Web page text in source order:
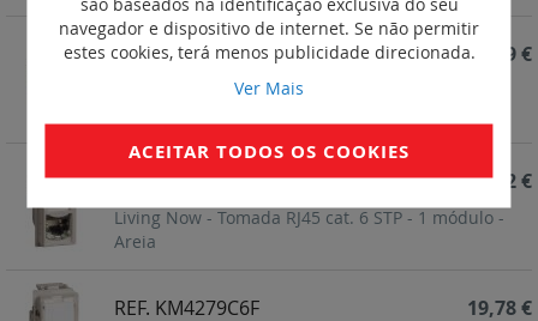
REF. KW4279C6
Living Now - Tomada RJ45 cat. 6 UTP - 1 módulo -
9,79 €
REF. KM4279C6S
Living Now - Tomada RJ45 cat. 6 STP - 1 módulo -
Areia
13,62 €
REF. KM4279C6F 19,78 €
navegador e dispositivo de internet. Se não permitir
estes cookies, terá menos publicidade direcionada.
Ver Mais
ACEITAR TODOS OS COOKIES